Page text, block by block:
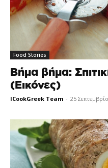
Food Stories
Βήμα βήμα:
(Εικόνες)
ICookGreek Team - 25